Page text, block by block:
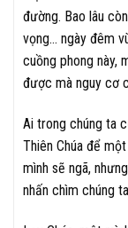
đường. Bao lâu
vọng… ngày đêm
cuồng phong này,
được mà nguy cơ
Ai trong chúng ta
Thiên Chúa để
mình sẽ ngã,
nhấn chìm chúng